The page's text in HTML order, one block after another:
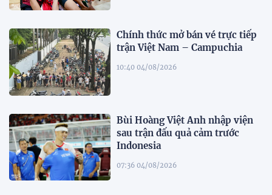
Chính thức mở bán vé trực tiếp
trận Việt Nam – Campuchia
10:40 04/08/2026
Bùi Hoàng Việt Anh nhập viện
sau trận đấu quả cảm trước
Indonesia
07:36 04/08/2026